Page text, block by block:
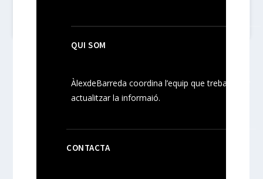
QUI SOM
ÀlexdeBarreda coordina l’equip que treballa per
actualitzar la informaió.
CONTACTA